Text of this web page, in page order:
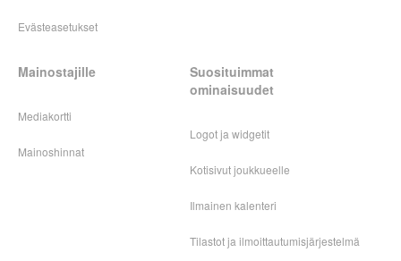
Evästeasetukset
Mainostajille
Mediakortti
Mainoshinnat
Suosituimmat
ominaisuudet
Logot ja widgetit
Kotisivut joukkueelle
Ilmainen kalenteri
Tilastot ja ilmoittautumisjärjestelmä